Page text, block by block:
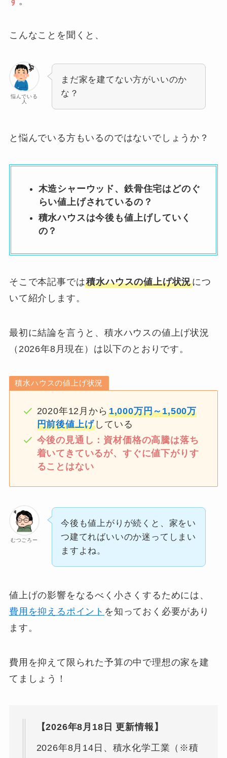
こんなことを聞くと、
悩んでいる
人
まだ家を建てない方がいいのか
な？
と悩んでいる方もいるのではないでしょうか？
木造シャーウッド、鉄骨住宅はどのぐ
らい値上げされているの？
積水ハウスは今後も値上げしていく
の？
そこで本記事では積水ハウスの値上げ状況につ
いて紹介します。
最初に結論を言うと、積水ハウスの値上げ状況
（2026年8月現在）は以下のとおりです。
積水ハウスの値上げ状況
2020年12月から 1,000万円～1,500万
円前後値上げ している
今後の見通し：資材価格の高騰は落ち
着いてきているが、すぐに値下がりす
ることはない
むつごろー
今後も値上がりが続くと、家をい
つ建てればいいのか迷ってしまい
ますよね。
値上げの影響をなるべく小さくするためには、
費用を抑えるポイント を知っておく必要があり
ます。
費用を抑えて限られた予算の中で理想の家を建
てましょう！
【2026年8月18日 更新情報】
2026年8月14日、積水化学工業（※積